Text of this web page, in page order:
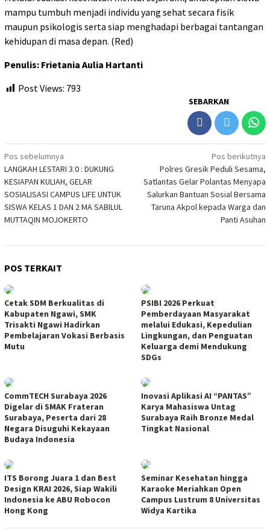
mampu tumbuh menjadi individu yang sehat secara fisik
maupun psikologis serta siap menghadapi berbagai tantangan
kehidupan di masa depan. (Red)
Penulis: Frietania Aulia Hartanti
Post Views: 793
SEBARKAN
Navigasi
pos
Pos sebelumnya
LANGKAH LESTARI 3.0 : DUKUNG
KESIAPAN KULIAH, GELAR
SOSIALISASI CAMPUS LIFE UNTUK
SISWA KELAS 1 DAN 2 MA SABILUL
MUTTAQIN MOJOKERTO
Pos berikutnya
Polres Gresik Peduli Sesama,
Satlantas Gelar Polantas Menyapa
Salurkan Bantuan Sosial Bersama
Taruna Akpol kepada Warga dan
Panti Asuhan
POS TERKAIT
Cetak SDM Berkualitas di
Kabupaten Ngawi, SMK
Trisakti Ngawi Hadirkan
Pembelajaran Vokasi Berbasis
Mutu
PSIBI 2026 Perkuat
Pemberdayaan Masyarakat
melalui Edukasi, Kepedulian
Lingkungan, dan Penguatan
Keluarga demi Mendukung
SDGs
CommTECH Surabaya 2026
Digelar di SMAK Frateran
Surabaya, Peserta dari 28
Negara Disuguhi Kekayaan
Budaya Indonesia
Inovasi Aplikasi AI “PANTAS”
Karya Mahasiswa Untag
Surabaya Raih Bronze Medal
Tingkat Nasional
ITS Borong Juara 1 dan Best
Design KRAI 2026, Siap Wakili
Indonesia ke ABU Robocon
Hong Kong
Seminar Kesehatan hingga
Karaoke Meriahkan Open
Campus Lustrum 8 Universitas
Widya Kartika